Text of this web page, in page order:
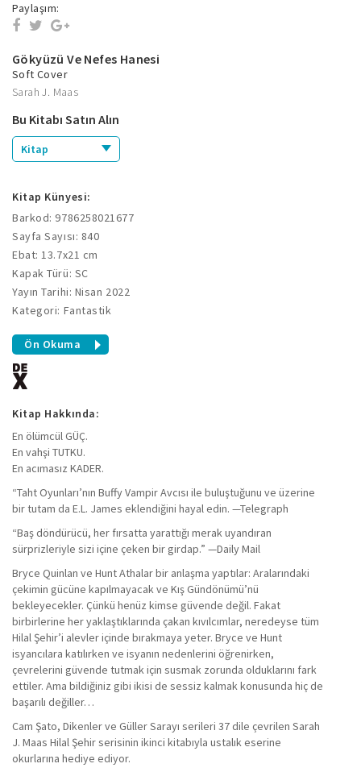
Paylaşım:
Gökyüzü Ve Nefes Hanesi
Soft Cover
Sarah J. Maas
Bu Kitabı Satın Alın
Kitap
Kitap Künyesi:
Barkod: 9786258021677
Sayfa Sayısı: 840
Ebat: 13.7x21 cm
Kapak Türü: SC
Yayın Tarihi: Nisan 2022
Kategori: Fantastik
Ön Okuma
Kitap Hakkında:
En ölümcül GÜÇ.
En vahşi TUTKU.
En acımasız KADER.
“Taht Oyunları’nın Buffy Vampir Avcısı ile buluştuğunu ve üzerine
bir tutam da E.L. James eklendiğini hayal edin. —Telegraph
“Baş döndürücü, her fırsatta yarattığı merak uyandıran
sürprizleriyle sizi içine çeken bir girdap.” —Daily Mail
Bryce Quinlan ve Hunt Athalar bir anlaşma yaptılar: Aralarındaki
çekimin gücüne kapılmayacak ve Kış Gündönümü’nü
bekleyecekler. Çünkü henüz kimse güvende değil. Fakat
birbirlerine her yaklaştıklarında çakan kıvılcımlar, neredeyse tüm
Hilal Şehir’i alevler içinde bırakmaya yeter. Bryce ve Hunt
isyancılara katılırken ve isyanın nedenlerini öğrenirken,
çevrelerini güvende tutmak için susmak zorunda olduklarını fark
ettiler. Ama bildiğiniz gibi ikisi de sessiz kalmak konusunda hiç de
başarılı değiller…
Cam Şato, Dikenler ve Güller Sarayı serileri 37 dile çevrilen Sarah
J. Maas Hilal Şehir serisinin ikinci kitabıyla ustalık eserine
okurlarına hediye ediyor.